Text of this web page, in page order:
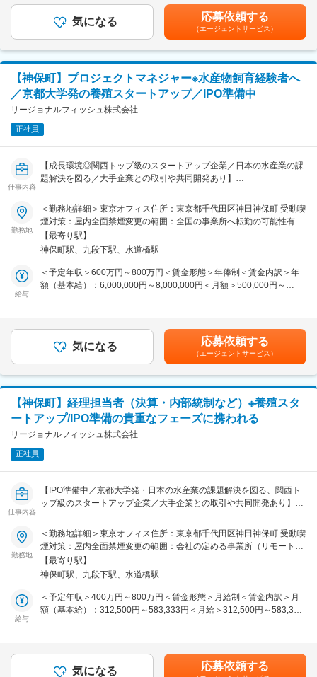
70%以上。積極的に開発に投資しています。
変更の範囲：会社の定める業務
・M&Aの推進
・中期経営計画策定
・IPO準備
・グループ会社・グループ全体の財務戦略の策定・実務
など
■組織構成：
若い組織です。
基本は出社を想定していますが、ご家庭の事情等に応じてリモートワ
ークが可能です
■魅力：
・社長直下の部署ということもあり、代表との距離が大変近く、社長
と対等に話せたり、考え方などを間近で知ることができ、成長環境抜
群です。
でのご経験を活かして、事業会社の経営企画部門でキャリアを築いて
いきたい方にピッタリの求人です。
・スマート養殖技術によって日本の養殖業の成長に貢献しており、社
会貢献性の高い事業を支えるやりがいがあります。
■当社の特徴：
・当社は京都大学と近畿大学のゲノム編集に係る共同研究の成果を社
会実装するベンチャー企業です。DNAを狙って刺激を与え、その自然
の回復力で自然な変異が起きる欠失型ゲノム編集は、これまで品種改
良で長い時間をかけて行われてきたプロセスを高速で再現するための
技術です。
気になる 応募依頼する
（エージェントサービス）
【神保町】プロジェクトマネジャー※水産物飼育経験者へ
／京都大学発の養殖スタートアップ／IPO準備中
リージョナルフィッシュ株式会社
正社員
仕事内容
【成長環境◎関西トップ級のスタートアップ企業／日本の水産業の課
題解決を図る／大手企業との取引や共同開発あり】
当社は、品種改良技術と、IoTなどを駆使したスマート養殖技術によ
って、日本の養殖業の成長に貢献しています。
水産養殖事業のオペレーション体制構築を多品種に展開するため、水
産物飼育経験のあるプロジェクトマネジャー候補を追加募集します。
■業務内容：
・プロジェクト進行に関わるディレクション業務やプロジェクトチー
ムマネジメント
改善提案
■当社の特徴：
で品種改良で長い時間をかけて行われてきたプロセスを高速で再現す
るための技術です。
・オープンイノベーションも実施しており、様々な大手企業や公的支
■MISSION：
産業の課題解決に残された時間は多くありません。その突破口が我々
のコア技術「ゲノム編集」。
て、日本の養殖業を高付加価値化し、サステイナブルな成長産業に変
えます。
そして日本の漁業が世界の課題であるタンパク質クライシスを”早
く”解決する。そんな未来を創るのが私たちの使命です。
変更の範囲：会社の定める業務（あらゆる業務に配置転換を命じる場
合がある）
勤務地
＜勤務地詳細＞東京オフィス住所：東京都千代田区神田神保町 受動喫
煙対策：屋内全面禁煙変更の範囲：全国の事業所へ転勤の可能性有り
（リモートワーク含む）
【最寄り駅】
神保町駅、九段下駅、水道橋駅
給与
＜予定年収＞600万円～800万円＜賃金形態＞年俸制＜賃金内訳＞年
額（基本給）：6,000,000円～8,000,000円＜月額＞500,000円～
気になる 応募依頼する
（エージェントサービス）
【神保町】経理担当者（決算・内部統制など）※養殖スタ
ートアップ/IPO準備の貴重なフェーズに携われる
リージョナルフィッシュ株式会社
正社員
仕事内容
【IPO準備中／京都大学発・日本の水産業の課題解決を図る、関西ト
ップ級のスタートアップ企業／大手企業との取引や共同開発あり】
本の養殖業の成長に貢献している当社にて、経理メンバーを募集しま
す。
■業務内容：
・経理・総務を中心とする管理業務
・上場に向けたオペレーションの再構築・内部統制体制の構築サポー
ト
・社内制度の設計・運用
・当社単体及び連結決算の取り纏めおよび決算開示資料の作成
・IPOに向けた会計論点の整理とそれに伴う監査法人・税理士法人と
勤務地
＜勤務地詳細＞東京オフィス住所：東京都千代田区神田神保町 受動喫
煙対策：屋内全面禁煙変更の範囲：会社の定める事業所（リモートワ
ーク含む）
【最寄り駅】
神保町駅、九段下駅、水道橋駅
給与
＜予定年収＞400万円～800万円＜賃金形態＞月給制＜賃金内訳＞月
額（基本給）：312,500円～583,333円＜月給＞312,500円～583,333
気になる 応募依頼する